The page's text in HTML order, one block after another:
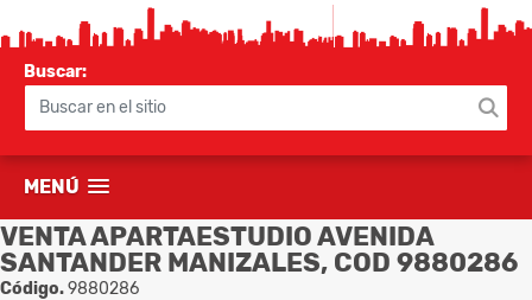
Buscar:
MENÚ
VENTA APARTAESTUDIO AVENIDA
SANTANDER MANIZALES, COD 9880286
Código.9880286